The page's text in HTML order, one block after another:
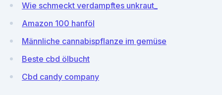
Wie schmeckt verdampftes unkraut_
Amazon 100 hanföl
Männliche cannabispflanze im gemüse
Beste cbd ölbucht
Cbd candy company